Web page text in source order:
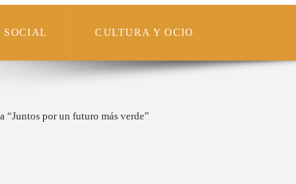
SOCIAL CULTURA Y OCIO
“Juntos por un futuro más verde”